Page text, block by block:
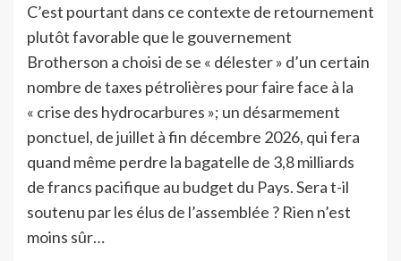
C’est pourtant dans ce contexte de retournement
plutôt favorable que le gouvernement
Brotherson a choisi de se « délester » d’un certain
nombre de taxes pétrolières pour faire face à la
« crise des hydrocarbures »; un désarmement
ponctuel, de juillet à fin décembre 2026, qui fera
quand même perdre la bagatelle de 3,8 milliards
de francs pacifique au budget du Pays. Sera t-il
soutenu par les élus de l’assemblée ? Rien n’est
moins sûr…